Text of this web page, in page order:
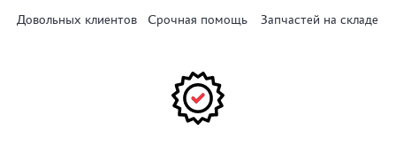
Довольных клиентов Срочная помощь Запчастей на складе